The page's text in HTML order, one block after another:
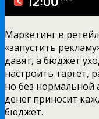
Маркетинг в
«запустить
давят, а бюджет
настроить таргет,
но без нормальной
денег приносит
бюджет.